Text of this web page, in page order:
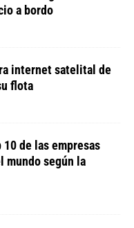
a bordo
internet satelital de
flota
10 de las empresas
mundo según la